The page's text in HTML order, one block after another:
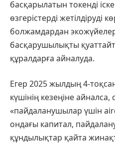
басқарылатын токенді
өзгерістерді жетілдіруді
болжамдардан
басқарушылықты
құралдарға айналуда.
Егер 2025 жылдың 4-
күшінің кезеңіне айналса,
«пайдаланушылар үшін
ондағы капитал,
құндылықтар қайта